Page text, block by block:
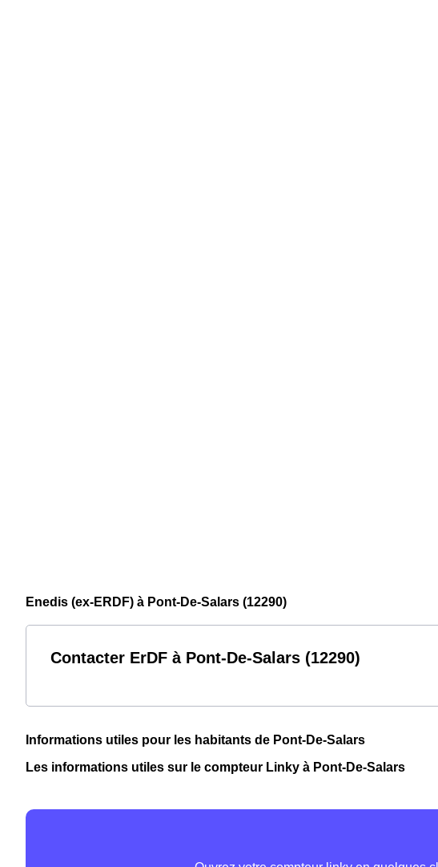
Enedis (ex-ERDF) à Pont-De-Salars (12290)
Contacter ErDF à Pont-De-Salars (12290)
Informations utiles pour les habitants de Pont-De-Salars
Les informations utiles sur le compteur Linky à Pont-De-Salars